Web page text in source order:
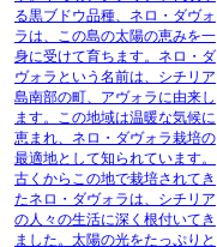
る黒ブドウ品種、ネロ・ダヴォ
ラは、この島の太陽の恵みを一
身に受けて育ちます。ネロ・ダ
ヴォラという名前は、シチリア
島南部の町、アヴォラに由来し
ます。この地域は温暖な気候に
恵まれ、ネロ・ダヴォラ栽培の
最適地として知られています。
古くからこの地で栽培されてき
たネロ・ダヴォラは、シチリア
の人々の生活に深く根付いてき
ました。太陽の光をたっぷりと